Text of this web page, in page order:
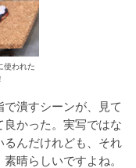
使われた
潰すシーンが、見て
かった。実写ではな
るんだけれども、それ
晴らしいですよね。